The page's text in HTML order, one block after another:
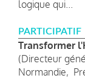
logique qui...
PARTICIPATIF
Transformer
(Directeur
Normandie,